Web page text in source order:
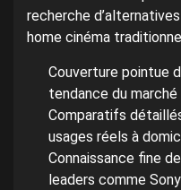
recherche
home cinéma
Couverture pointue
tendance du marché
Comparatifs
usages réels à
Connaissance fine
leaders comme